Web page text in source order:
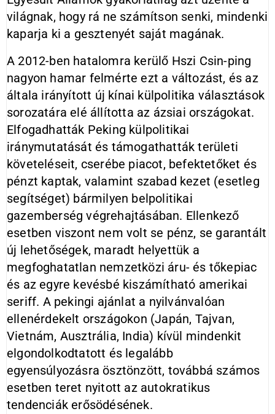
világnak, hogy rá ne számítson senki, mindenki
kaparja ki a gesztenyét saját magának.
A 2012-ben hatalomra kerülő Hszi Csin-ping
nagyon hamar felmérte ezt a változást, és az
általa irányított új kínai külpolitika választások
sorozatára elé állította az ázsiai országokat.
Elfogadhatták Peking külpolitikai
iránymutatását és támogathatták területi
követeléseit, cserébe piacot, befektetőket és
pénzt kaptak, valamint szabad kezet (esetleg
segítséget) bármilyen belpolitikai
gazemberség végrehajtásában. Ellenkező
esetben viszont nem volt se pénz, se garantált
új lehetőségek, maradt helyettük a
megfoghatatlan nemzetközi áru- és tőkepiac
és az egyre kevésbé kiszámítható amerikai
seriff. A pekingi ajánlat a nyilvánvalóan
ellenérdekelt országokon (Japán, Tajvan,
Vietnám, Ausztrália, India) kívül mindenkit
elgondolkodtatott és legalább
egyensúlyozásra ösztönzött, továbbá számos
esetben teret nyitott az autokratikus
tendenciák erősödésének.